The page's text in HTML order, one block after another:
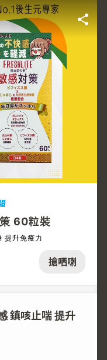
搶哂喇
60粒裝
提升免疫力
鎮咳止喘 提升